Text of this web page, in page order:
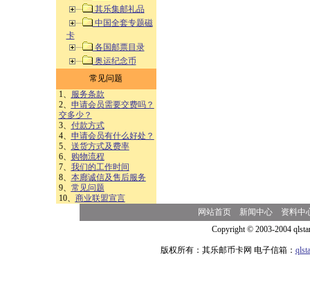
其乐集邮礼品
中国全套专题磁
卡
各国邮票目录
奥运纪念币
常见问题
1、
服务条款
2、 申请会员需要交费吗？
交多少？
3、 付款方式
4、 申请会员有什么好处？
5、 送货方式及费率
6、
购物流程
7、 我们的工作时间
8、 本廊诚信及售后服务
9、 常见问题
10、 商业联盟宣言
网站首页 新闻中心
资料中
Copyright © 2003-2004
版权所有：其乐邮币卡网 电子信箱：